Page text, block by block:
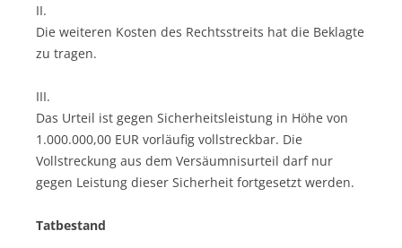
II.
Die weiteren Kosten des Rechtsstreits hat die Beklagte
zu tragen.
III.
Das Urteil ist gegen Sicherheitsleistung in Höhe von
1.000.000,00 EUR vorläufig vollstreckbar. Die
Vollstreckung aus dem Versäumnisurteil darf nur
gegen Leistung dieser Sicherheit fortgesetzt werden.
Tatbestand